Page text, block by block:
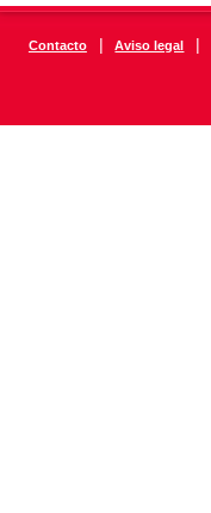
Contacto | Aviso legal |